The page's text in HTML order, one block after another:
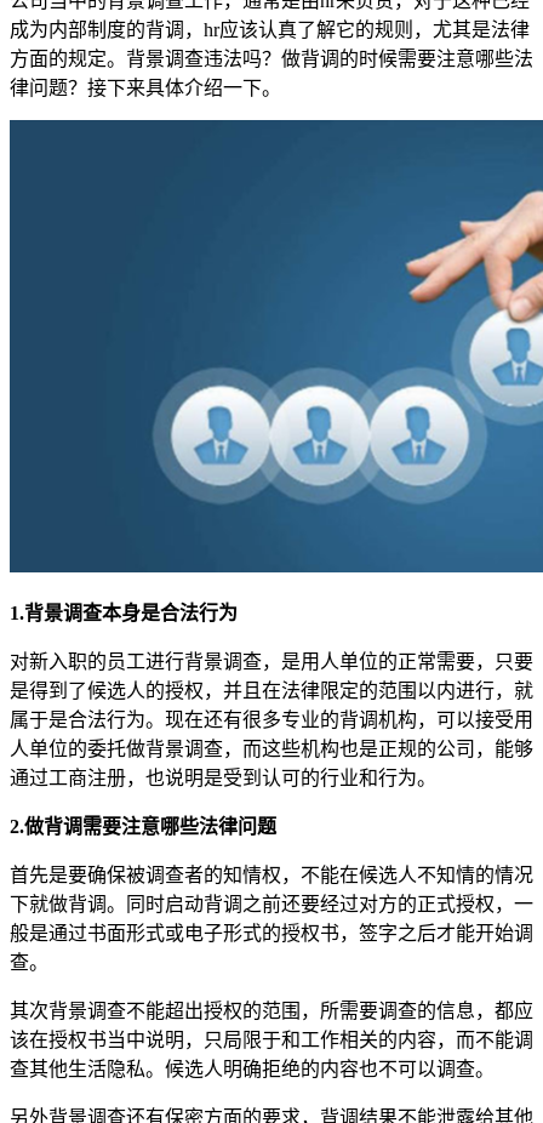
成为内部制度的背调，hr应该认真了解它的规则，尤其是法律
方面的规定。背景调查违法吗？做背调的时候需要注意哪些法
律问题？接下来具体介绍一下。
1.背景调查本身是合法行为
对新入职的员工进行背景调查，是用人单位的正常需要，只要
是得到了候选人的授权，并且在法律限定的范围以内进行，就
属于是合法行为。现在还有很多专业的背调机构，可以接受用
人单位的委托做背景调查，而这些机构也是正规的公司，能够
通过工商注册，也说明是受到认可的行业和行为。
2.做背调需要注意哪些法律问题
首先是要确保被调查者的知情权，不能在候选人不知情的情况
下就做背调。同时启动背调之前还要经过对方的正式授权，一
般是通过书面形式或电子形式的授权书，签字之后才能开始调
查。
其次背景调查不能超出授权的范围，所需要调查的信息，都应
该在授权书当中说明，只局限于和工作相关的内容，而不能调
查其他生活隐私。候选人明确拒绝的内容也不可以调查。
另外背景调查还有保密方面的要求，背调结果不能泄露给其他